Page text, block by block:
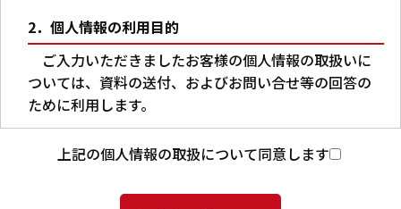
2．個人情報の利用目的
ご入力いただきましたお客様の個人情報の取扱いに
ついては、資料の送付、およびお問い合せ等の回答の
ために利用します。
3．第三者への提供
上記の個人情報の取扱について同意します